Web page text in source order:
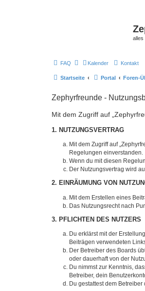
alles
FAQ Kalender Kontakt
Startseite Portal Foren-
Zephyrfreunde -
Mit dem Zugriff auf
1. NUTZUNGSVERTRAG
Mit dem Zugriff auf
Regelungen einverstanden.
Wenn du mit diesen
Der Nutzungsvertrag wird
2. EINRÄUMUNG VON
Mit dem Erstellen eines
Das Nutzungsrecht nach
3. PFLICHTEN DES NUTZERS
Du erklärst mit der
Beiträgen verwendeten
Der Betreiber des Boards
oder dauerhaft von der
Du nimmst zur Kenntnis,
Betreiber, dein
Du gestattest dem